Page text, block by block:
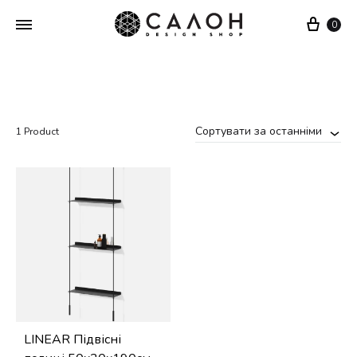
Cart
0
1 Product Сортувати за останніми
LINEAR Підвісні